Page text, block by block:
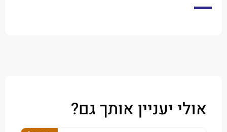
יעניין אותך גם?